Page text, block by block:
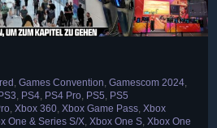
Games Convention Gamescom 2024
PS4 PS4 Pro PS5 PS5
Xbox 360 Xbox Game Pass Xbox
One & Series S/X Xbox One S Xbox One